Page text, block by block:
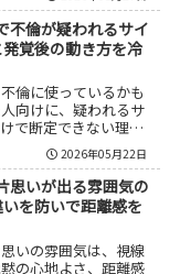
距離で起きやすい不
ン、合法的な確認方
不倫が疑われるサイ
覚後の動き方を冷
倫に使っているかも
向けに、疑われるサ
で断定できない理
られやすい材料、自分
意点、発覚後の相談先
理します。
2026年05月22日
思いが出る雰囲気の
を防いで距離感を
いの雰囲気は、視線
の心地よさ、距離感